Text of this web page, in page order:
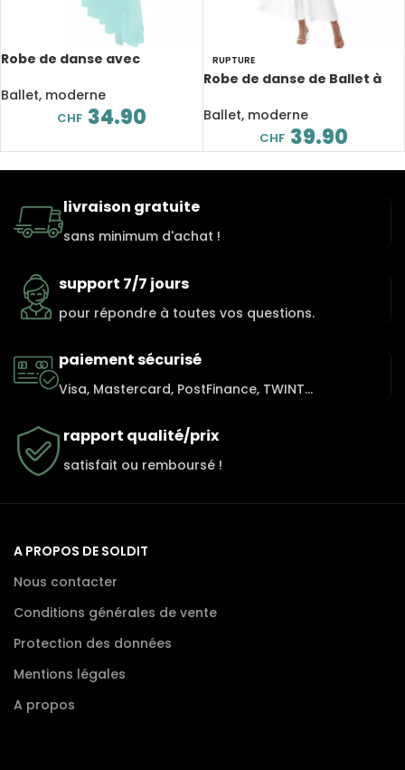
Robe de danse avec
manches, col licou,
paillettes irrégulières
Ballet, moderne
CHF 34.90
RUPTURE
Robe de danse de Ballet à
femme, célébration
liturgique
Ballet, moderne
CHF 39.90
livraison gratuite
sans minimum d'achat !
support 7/7 jours
pour répondre à toutes vos questions.
paiement sécurisé
Visa, Mastercard, PostFinance, TWINT...
rapport qualité/prix
satisfait ou remboursé !
A PROPOS DE SOLDIT
Nous contacter
Conditions générales de vente
Protection des données
Mentions légales
A propos